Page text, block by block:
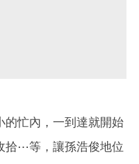
的忙內，一到達就開始
拾⋯等，讓孫浩俊地位